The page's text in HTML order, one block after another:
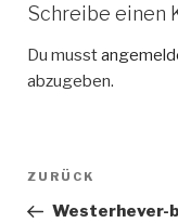
Schreibe einen
Du musst
abzugeben.
Vorheriger
Beitrag
ZURÜCK
Westerhever-